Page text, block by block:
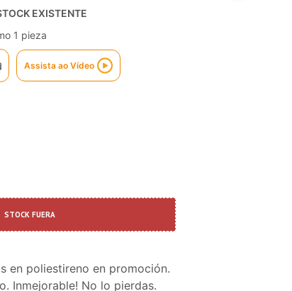
EXISTENTE
1 pieza
Assista ao Vídeo
STOCK FUERA
en poliestireno en promoción.
Inmejorable! No lo pierdas.